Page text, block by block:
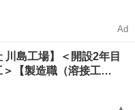
Ad
川島工場】＜開設2年目
＞【製造職（溶接工…